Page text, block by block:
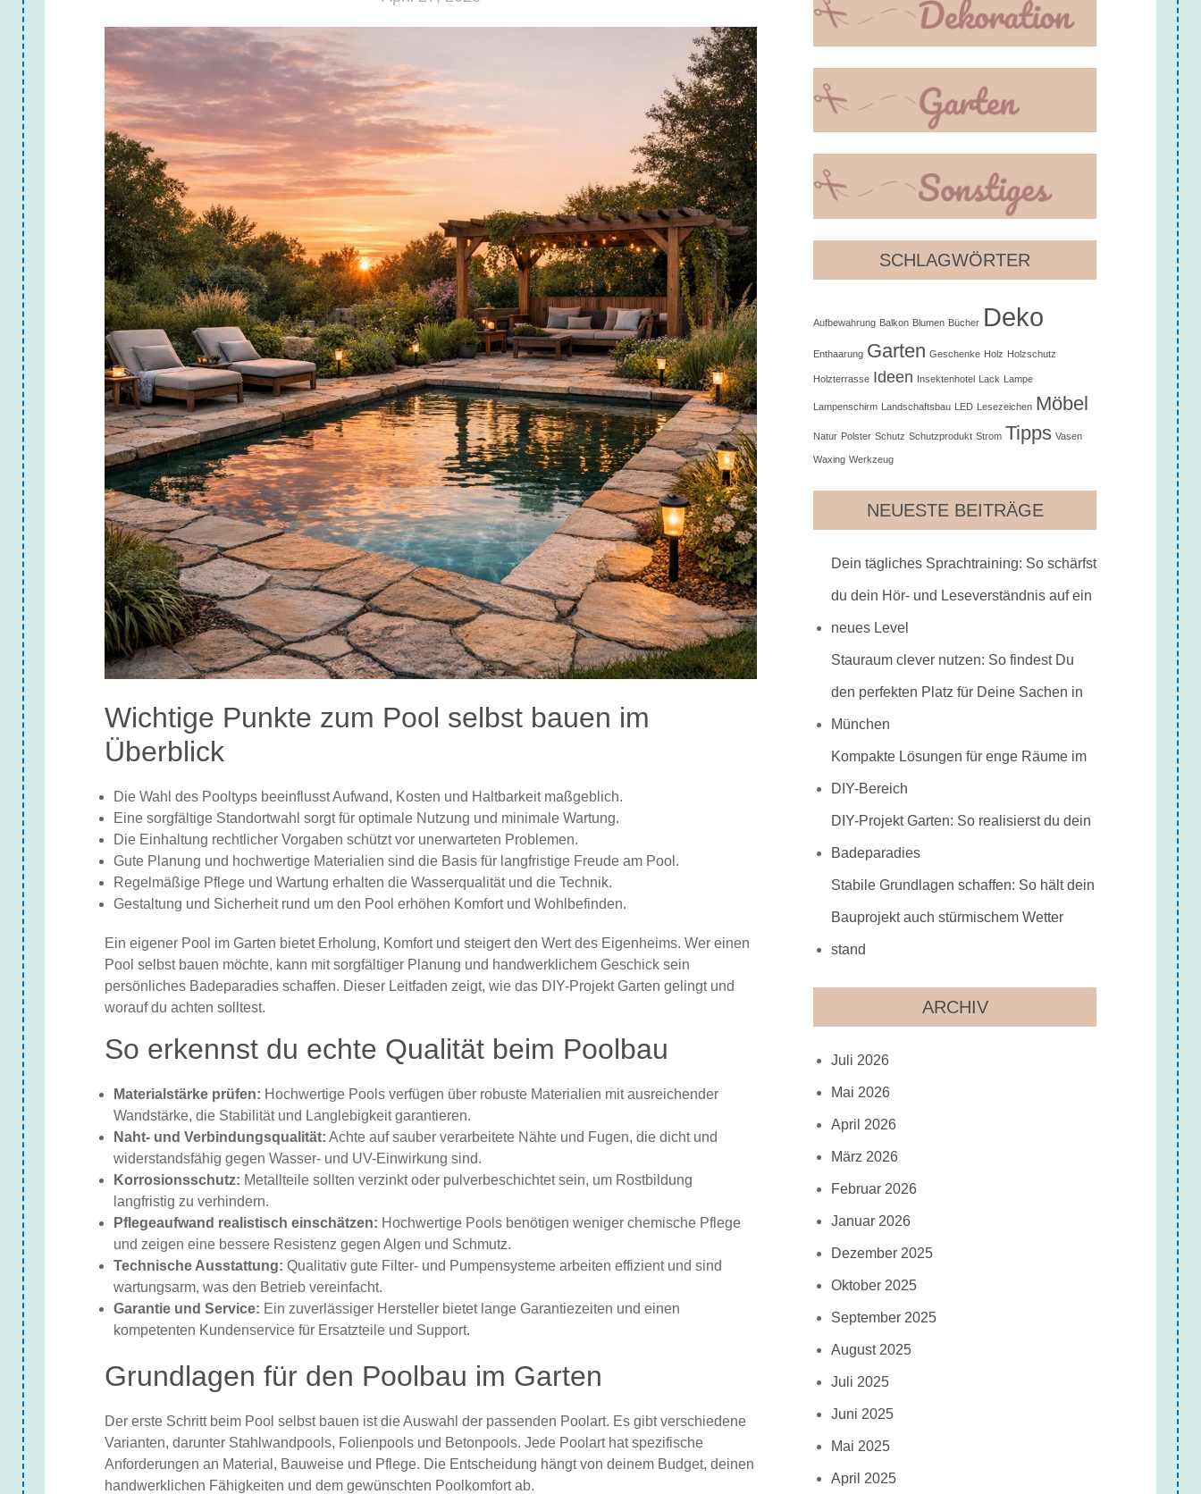
Wichtige Punkte zum Pool selbst bauen im
Überblick
Die Wahl des Pooltyps beeinflusst Aufwand, Kosten und Haltbarkeit maßgeblich.
Eine sorgfältige Standortwahl sorgt für optimale Nutzung und minimale Wartung.
Die Einhaltung rechtlicher Vorgaben schützt vor unerwarteten Problemen.
Gute Planung und hochwertige Materialien sind die Basis für langfristige Freude am Pool.
Regelmäßige Pflege und Wartung erhalten die Wasserqualität und die Technik.
Gestaltung und Sicherheit rund um den Pool erhöhen Komfort und Wohlbefinden.
Ein eigener Pool im Garten bietet Erholung, Komfort und steigert den Wert des Eigenheims. Wer einen
Pool selbst bauen möchte, kann mit sorgfältiger Planung und handwerklichem Geschick sein
persönliches Badeparadies schaffen. Dieser Leitfaden zeigt, wie das DIY-Projekt Garten gelingt und
worauf du achten solltest.
So erkennst du echte Qualität beim Poolbau
Materialstärke prüfen: Hochwertige Pools verfügen über robuste Materialien mit ausreichender
Wandstärke, die Stabilität und Langlebigkeit garantieren.
Naht- und Verbindungsqualität: Achte auf sauber verarbeitete Nähte und Fugen, die dicht und
widerstandsfähig gegen Wasser- und UV-Einwirkung sind.
Korrosionsschutz: Metallteile sollten verzinkt oder pulverbeschichtet sein, um Rostbildung
langfristig zu verhindern.
Pflegeaufwand realistisch einschätzen: Hochwertige Pools benötigen weniger chemische Pflege
und zeigen eine bessere Resistenz gegen Algen und Schmutz.
Technische Ausstattung: Qualitativ gute Filter- und Pumpensysteme arbeiten effizient und sind
wartungsarm, was den Betrieb vereinfacht.
Garantie und Service: Ein zuverlässiger Hersteller bietet lange Garantiezeiten und einen
kompetenten Kundenservice für Ersatzteile und Support.
Grundlagen für den Poolbau im Garten
Der erste Schritt beim Pool selbst bauen ist die Auswahl der passenden Poolart. Es gibt verschiedene
Varianten, darunter Stahlwandpools, Folienpools und Betonpools. Jede Poolart hat spezifische
Anforderungen an Material, Bauweise und Pflege. Die Entscheidung hängt von deinem Budget, deinen
handwerklichen Fähigkeiten und dem gewünschten Poolkomfort ab.
SCHLAGWÖRTER
Aufbewahrung Balkon Blumen Bücher Deko
Enthaarung Garten Geschenke Holz Holzschutz
Holzterrasse Ideen Insektenhotel Lack Lampe
Lampenschirm Landschaftsbau LED Lesezeichen Möbel
Natur Polster Schutz Schutzprodukt Strom Tipps Vasen
Waxing Werkzeug
NEUESTE BEITRÄGE
Dein tägliches Sprachtraining: So schärfst
du dein Hör- und Leseverständnis auf ein
neues Level
Stauraum clever nutzen: So findest Du
den perfekten Platz für Deine Sachen in
München
Kompakte Lösungen für enge Räume im
DIY-Bereich
DIY-Projekt Garten: So realisierst du dein
Badeparadies
Stabile Grundlagen schaffen: So hält dein
Bauprojekt auch stürmischem Wetter
stand
ARCHIV
Juli 2026
Mai 2026
April 2026
März 2026
Februar 2026
Januar 2026
Dezember 2025
Oktober 2025
September 2025
August 2025
Juli 2025
Juni 2025
Mai 2025
April 2025